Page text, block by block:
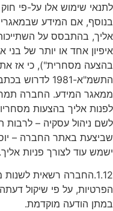
בנוסף, אם המידע
אליך, בהתבסס על
איפיון אחד או יותר של
בהצעה מסחרית"), כי אז
התשמ"א-1981
ממאגר המידע. החברה
לפנות אליך בהצעות
לשם ניהול עסקיה – לרבות
שביצעת באתר החברה –
ישמש עוד לצורך פניות אליך.
1.12.החברה רשאית
הפרטיות, על פי שיקול
במתן הודעה מוקדמת.